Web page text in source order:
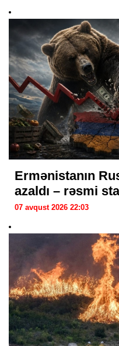
Ermənistanın
azaldı – rəsmi
07 avqust 2026 22:03